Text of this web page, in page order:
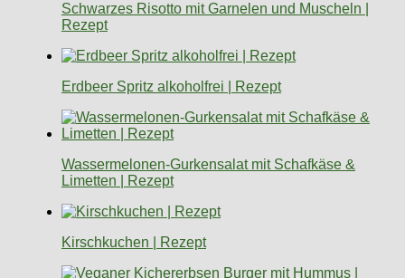
Schwarzes Risotto mit Garnelen und Muscheln |
Rezept
Erdbeer Spritz alkoholfrei | Rezept
Wassermelonen-Gurkensalat mit Schafkäse &
Limetten | Rezept
Kirschkuchen | Rezept